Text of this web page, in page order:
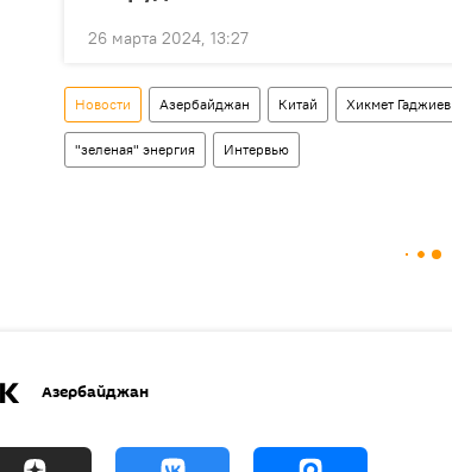
26 марта 2024, 13:27
Новости Азербайджан Китай Хикмет Гаджиев
"зеленая" энергия Интервью
Азербайджан